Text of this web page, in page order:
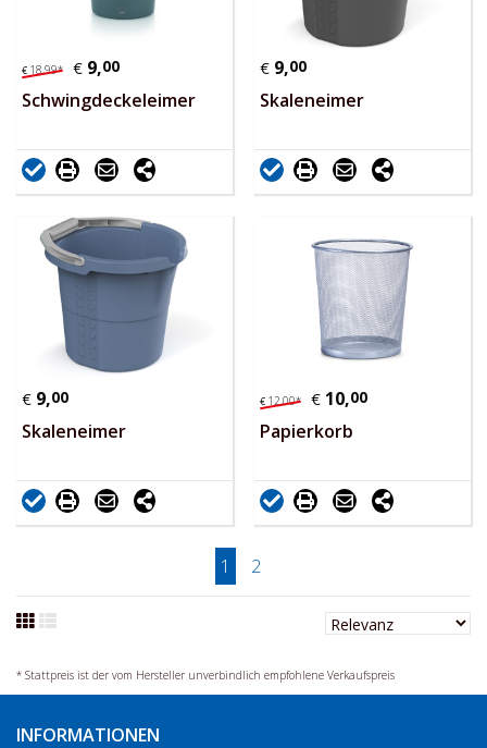
€ 18,99* € 9,00
Schwingdeckeleimer
€ 9,00
Skaleneimer
€ 9,00
Skaleneimer
€ 12,00* € 10,00
Papierkorb
1 2
* Stattpreis ist der vom Hersteller unverbindlich empfohlene Verkaufspreis
INFORMATIONEN